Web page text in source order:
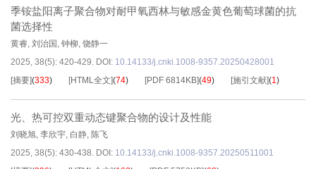
季铵盐阳离子聚合物对耐甲氧西林与敏感金黄色葡萄球菌的抗
菌选择性
黄睿, 刘治国 , 钟柳, 饶静一
2025, 38(5): 420-429. DOI: 10.14133/j.cnki.1008-9357.20250428001
[摘要](333) [HTML全文](74) [PDF 6814KB](49) [施引文献](1)
光、热可控双重动态键聚合物的设计及性能
刘晓旭, 李欣宇, 白静, 陈飞
2025, 38(5): 430-438. DOI: 10.14133/j.cnki.1008-9357.20250511001